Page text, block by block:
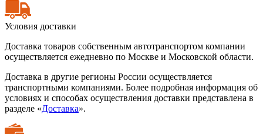
Условия доставки
Доставка товаров собственным автотранспортом компании
осуществляется ежедневно по Москве и Московской области.
Доставка в другие регионы России осуществляется
транспортными компаниями. Более подробная информация об
условиях и способах осуществления доставки представлена в
разделе «Доставка».